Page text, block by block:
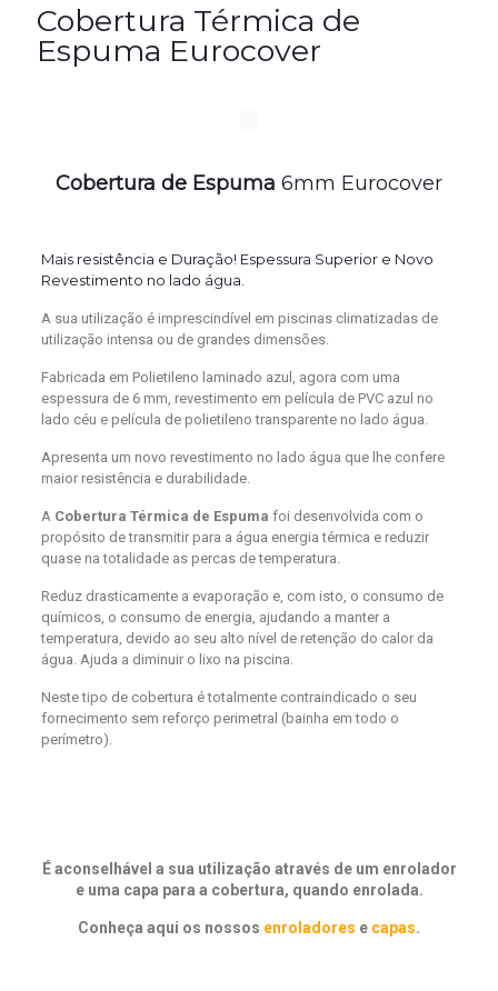
Cobertura Térmica de
Espuma Eurocover
Cobertura de Espuma 6mm Eurocover
Mais resistência e Duração! Espessura Superior e Novo
Revestimento no lado água.
A sua utilização é imprescindível em piscinas climatizadas de
utilização intensa ou de grandes dimensões.
Fabricada em Polietileno laminado azul, agora com uma
espessura de 6 mm, revestimento em película de PVC azul no
lado céu e película de polietileno transparente no lado água.
Apresenta um novo revestimento no lado água que lhe confere
maior resistência e durabilidade.
A Cobertura Térmica de Espuma foi desenvolvida com o
propósito de transmitir para a água energia térmica e reduzir
quase na totalidade as percas de temperatura.
Reduz drasticamente a evaporação e, com isto, o consumo de
químicos, o consumo de energia, ajudando a manter a
temperatura, devido ao seu alto nível de retenção do calor da
água. Ajuda a diminuir o lixo na piscina.
Neste tipo de cobertura é totalmente contraindicado o seu
fornecimento sem reforço perimetral (bainha em todo o
perímetro).
É aconselhável a sua utilização através de um enrolador
e uma capa para a cobertura, quando enrolada.
Conheça aqui os nossos enroladores e capas.